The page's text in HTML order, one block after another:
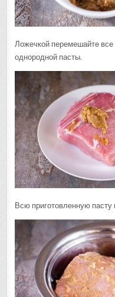
Ложечкой перемешайте все
однородной пасты.
Всю приготовленную